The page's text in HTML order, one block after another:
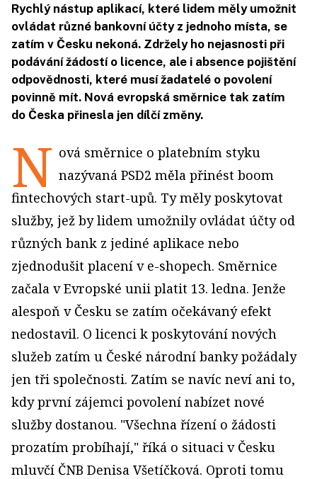
Rychlý nástup aplikací, které lidem měly umožnit
ovládat různé bankovní účty z jednoho místa, se
zatím v Česku nekoná. Zdržely ho nejasnosti při
podávání žádostí o licence, ale i absence pojištění
odpovědnosti, které musí žadatelé o povolení
povinně mít. Nová evropská směrnice tak zatím
do Česka přinesla jen dílčí změny.
N ová směrnice o platebním styku
nazývaná PSD2 měla přinést boom
fintechových start-upů. Ty měly poskytovat
služby, jež by lidem umožnily ovládat účty od
různých bank z jediné aplikace nebo
zjednodušit placení v e-shopech. Směrnice
začala v Evrop­ské unii platit 13. ledna. Jenže
alespoň v Česku se zatím očekávaný efekt
nedostavil. O licenci k poskytování nových
služeb zatím u České národní banky požádaly
jen tři společnosti. Zatím se navíc neví ani to,
kdy první zájemci povolení nabízet nové
služby dostanou. "Všechna řízení o žádosti
prozatím probíhají," říká o situaci v Česku
mluvčí ČNB Denisa Všetíčková. Oproti tomu